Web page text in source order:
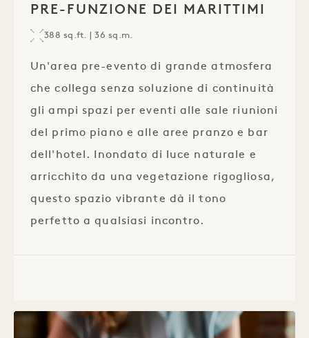
PRE-FUNZIONE DEI MARITTIMI
388 sq.ft. | 36 sq.m.
Un'area pre-evento di grande atmosfera
che collega senza soluzione di continuità
gli ampi spazi per eventi alle sale riunioni
del primo piano e alle aree pranzo e bar
dell'hotel. Inondato di luce naturale e
arricchito da una vegetazione rigogliosa,
questo spazio vibrante dà il tono
perfetto a qualsiasi incontro.